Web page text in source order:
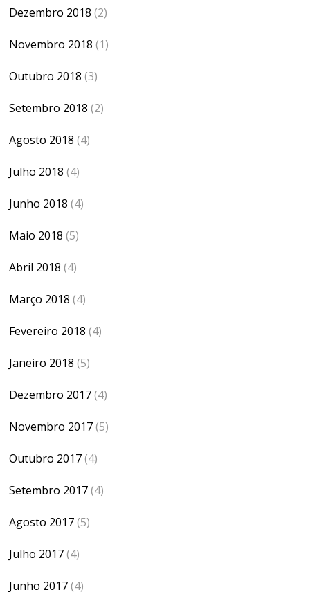
Dezembro 2018 (2)
Novembro 2018 (1)
Outubro 2018 (3)
Setembro 2018 (2)
Agosto 2018 (4)
Julho 2018 (4)
Junho 2018 (4)
Maio 2018 (5)
Abril 2018 (4)
Março 2018 (4)
Fevereiro 2018 (4)
Janeiro 2018 (5)
Dezembro 2017(4)
Novembro 2017(5)
Outubro 2017(4)
Setembro 2017(4)
Agosto 2017(5)
Julho 2017(4)
Junho 2017(4)